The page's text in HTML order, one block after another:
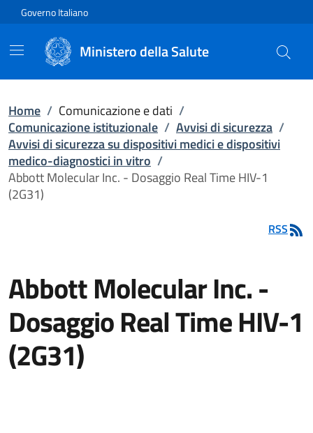
Vai direttamente al contenuto
Governo Italiano
Ministero della Salute
Home / Comunicazione e dati /
Comunicazione istituzionale / Avvisi di sicurezza /
Avvisi di sicurezza su dispositivi medici e dispositivi
medico-diagnostici in vitro /
Abbott Molecular Inc. - Dosaggio Real Time HIV-1
(2G31)
RSS
Abbott Molecular Inc. -
Dosaggio Real Time HIV-1
(2G31)